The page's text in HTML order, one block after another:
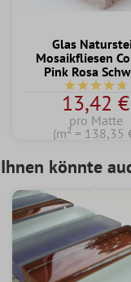
Glas
Mosaikfliesen
Pink Rosa
13,42 €
pro Matte
(m² = 138,35
Ihnen könnte